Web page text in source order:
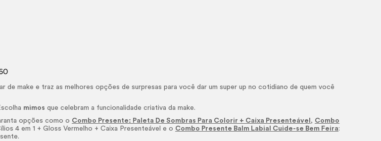
demake e traz as melhores opções de surpresas para você dar um super up no cotidiano de quem você
mimos que celebram a funcionalidade criativa damake.
opções como o Combo Presente: Paleta De Sombras Para Colorir + Caixa Presenteável , Combo
4 em 1 +Gloss Vermelho + Caixa Presenteável e o Combo Presente Balm Labial Cuide-se Bem Feira: